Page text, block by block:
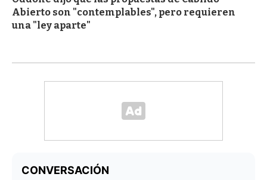
Abierto son "contemplables", pero requieren
una "ley aparte"